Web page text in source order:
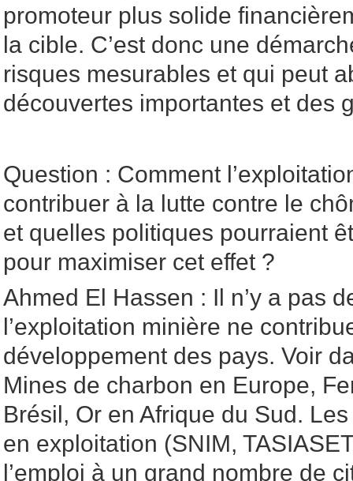
promoteur plus solide
la cible. C’est donc une
risques mesurables et qui peut
découvertes importantes et des
Question : Comment
contribuer à la lutte contre le
et quelles politiques pourraient
pour maximiser cet effet ?
Ahmed El Hassen : Il n’y a pas
l’exploitation minière ne
développement des pays. Voir
Mines de charbon en Europe,
Brésil, Or en Afrique du Sud.
en exploitation (SNIM,
l’emploi à un grand nombre de